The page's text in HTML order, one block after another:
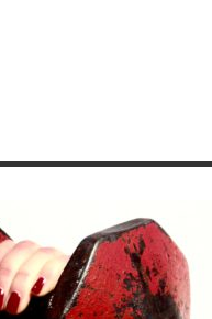
OFFLINE OD
KOSZTY